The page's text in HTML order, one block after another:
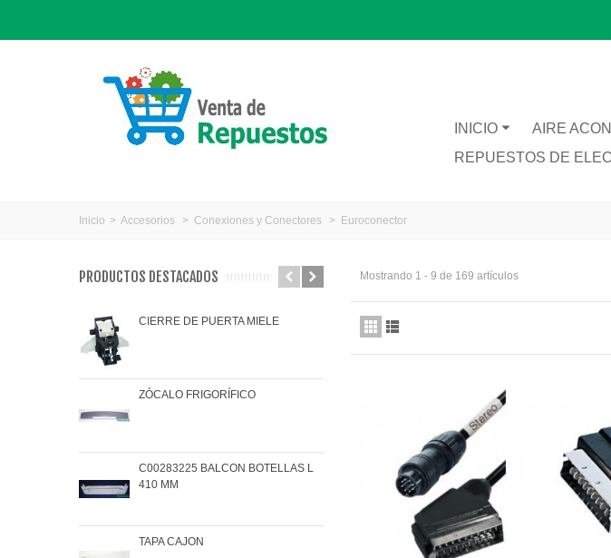
INICIO AIRE
REPUESTOS DE
Inicio > Accesorios > Conexiones y Conectores > Euroconector
PRODUCTOS DESTACADOS
CIERRE DE PUERTA MIELE
ZÓCALO FRIGORÍFICO
C00283225 BALCON BOTELLAS L
410 MM
TAPA CAJON
JARRA CATA BT1200
JUNTA INFERIOR PUERTA 1491281
COJINETE RODAMIENTOS FAGOR-
BRANDT
MANETA / MANGO HORNO
Mostrando 1 - 9 de 169 artículos